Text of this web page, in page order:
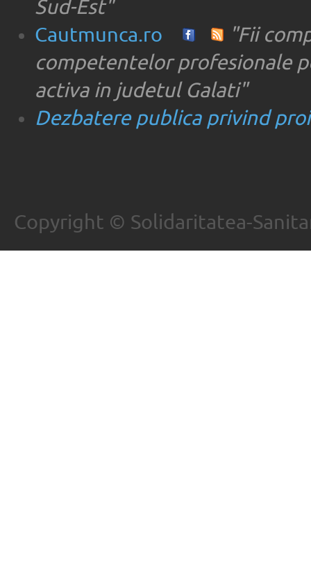
Sud-Est"
Cautmunca.ro
"Fii
competentelor profesionale
activa in judetul Galati"
Dezbatere publica privind
Copyright © Solidaritatea-